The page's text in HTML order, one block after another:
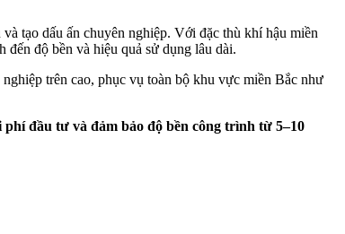
tạo dấu ấn chuyên nghiệp. Với đặc thù khí hậu miền
đến độ bền và hiệu quả sử dụng lâu dài.
trên cao, phục vụ toàn bộ khu vực miền Bắc như
đầu tư và đảm bảo độ bền công trình từ 5–10